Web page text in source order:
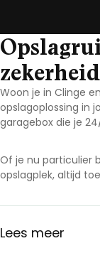
Woon je in Clinge
opslagoplossing in
garagebox die je
Of je nu particulier
opslagplek, altijd
Lees meer